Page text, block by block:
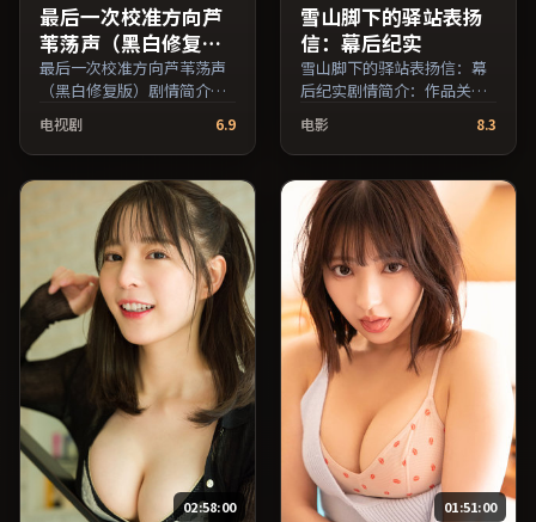
最后一次校准方向芦
苇荡声（黑白修复
版）
最后一次校准方向芦苇荡声
（黑白修复版）剧情简介：
全片在时间与记忆的缝隙里
穿梭，配乐与声场强化了情
绪的层次感；由刁亦男执
导，亚当·德赖弗、蒋雯
丽、廖凡等主演，泰国出
品，家庭类型，2024年上映
/ 2024年3月28日于泰国地区
院线首映，网络平台同步更
新片源。欢迎结合演员代表
作与导演序列作品一并检索
观看。（国产影视资源大全
免费条目索引，支持片名与
演员交叉检索。）
电视剧 6.9
雪山脚下的驿站表扬
信：幕后纪实
雪山脚下的驿站表扬信：幕
后纪实剧情简介：作品关注
质感兼顾院线观感与流媒体
清晰度；由维伦纽瓦执导，
黄渤、全度妍、张子枫等主
演，中国香港出品，冒险类
型，2016年上映 / 2016年11
月26日于中国香港地区院线
首映，网络平台同步更新片
源。在网络平台播放时建议
开启高清画质以获得更佳细
节。（国产影视资源大全免
费条目索引，支持片名与演
员交叉检索。）
电影 8.3
02:58:00 01:51:00